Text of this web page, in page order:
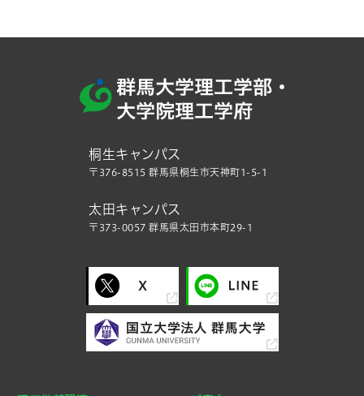
桐生キャンパス
〒376-8515 群馬県桐生市天神町1-5-1
太田キャンパス
〒373-0057 群馬県太田市本町29-1